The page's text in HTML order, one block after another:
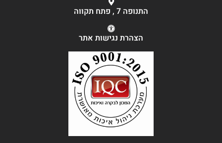
התנופה 7 , פתח תקווה
הצהרת נגישות אתר